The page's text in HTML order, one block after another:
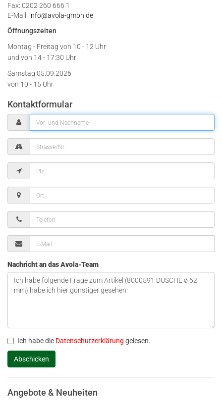
Fax: 0202 260 666 1
E-Mail: info@avola-gmbh.de
Öffnungszeiten
Montag - Freitag von 10 - 12 Uhr
und von 14 - 17:30 Uhr
Samstag 05.09.2026
von 10 - 15 Uhr
Kontaktformular
Nachricht an das Avola-Team
Ich habe die Datenschutzerklärung gelesen.
Angebote & Neuheiten